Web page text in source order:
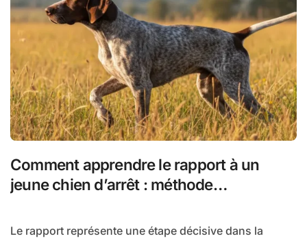
Comment apprendre le rapport à un
jeune chien d’arrêt : méthode
Le rapport représente une étape décisive dans la